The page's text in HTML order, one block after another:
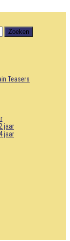
Teasers
jaar
jaar